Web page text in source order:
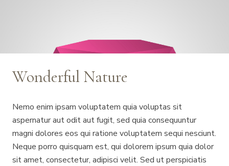
Wonderful Nature
Nemo enim ipsam voluptatem quia voluptas sit
aspernatur aut odit aut fugit, sed quia consequuntur
magni dolores eos qui ratione voluptatem sequi nesciunt.
Neque porro quisquam est, qui dolorem ipsum quia dolor
sit amet, consectetur, adipisci velit. Sed ut perspiciatis